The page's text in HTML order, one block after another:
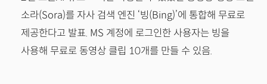
소라(Sora)를 자사 검색 엔진 ‘빙(Bing)’에 통합해 무료로
제공한다고 발표. MS 계정에 로그인한 사용자는 빙을
사용해 무료로 동영상 클립 10개를 만들 수 있음.